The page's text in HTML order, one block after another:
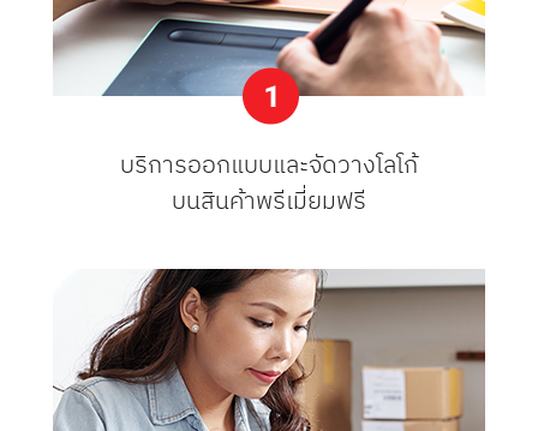
บริการออกแบบและจัดวางโลโก้
บนสินค้าพรีเมี่ยมฟรี